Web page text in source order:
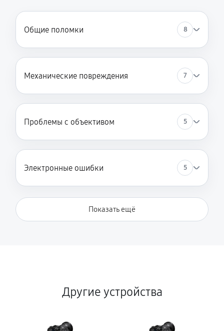
Общие поломки 8
Механические повреждения 7
Проблемы с объективом 5
Электронные ошибки 5
Показать ещё
Другие устройства